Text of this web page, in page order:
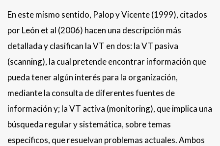
En este mismo sentido, Palop y Vicente (1999), citados
por León et al (2006) hacen una descripción más
detallada y clasifican la VT en dos: la VT pasiva
(scanning), la cual pretende encontrar información que
pueda tener algún interés para la organización,
mediante la consulta de diferentes fuentes de
información y; la VT activa (monitoring), que implica una
búsqueda regular y sistemática, sobre temas
específicos, que resuelvan problemas actuales. Ambos